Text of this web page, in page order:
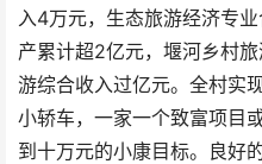
入4万元，生态旅游经济专
产累计超2亿元，堰河乡村
游综合收入过亿元。全村实
小轿车，一家一个致富项目
到十万元的小康目标。良好